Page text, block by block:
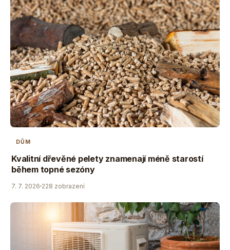
DŮM
Kvalitní dřevěné pelety znamenají méně starostí
během topné sezóny
7. 7. 2026 228 zobrazení